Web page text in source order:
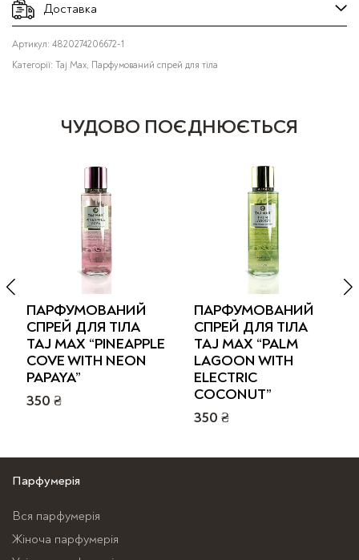
Доставка
Артикул: 4820274206672-1
Категорії: Taj Max, Парфумований спрей для тіла
ЧУДОВО ПОЄДНЮЄТЬСЯ
ПАРФУМОВАНИЙ
СПРЕЙ ДЛЯ ТІЛА
TAJ MAX “PINEAPPLE
COVE WITH NEON
PAPAYA”
350 ₴
має
кілька
Параметри
можна
ПАРФУМОВАНИЙ
СПРЕЙ ДЛЯ ТІЛА
TAJ MAX “PALM
LAGOON WITH
ELECTRIC
COCONUT”
350 ₴
товар
Парфумерія
Вся парфумерія
Жіноча парфумерія